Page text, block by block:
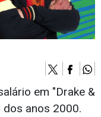
em "Drake &
anos 2000.